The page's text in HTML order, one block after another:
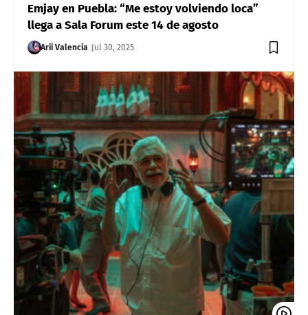
Emjay en Puebla: “Me estoy volviendo loca”
llega a Sala Forum este 14 de agosto
Arii Valencia Jul 30, 2025